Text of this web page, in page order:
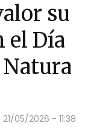
su
el Día
Natura
21/05/2026 - 11:38